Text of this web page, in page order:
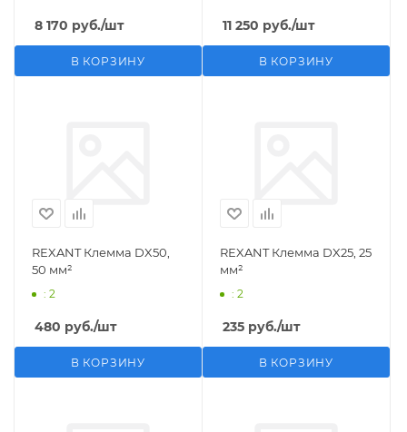
8 170 руб./шт
В КОРЗИНУ
11 250 руб./шт
В КОРЗИНУ
REXANT Клемма DX50,
50 мм²
: 2
480 руб./шт
В КОРЗИНУ
REXANT Клемма DX25, 25
мм²
: 2
235 руб./шт
В КОРЗИНУ